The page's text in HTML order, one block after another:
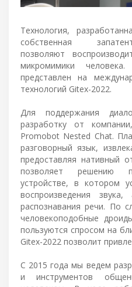
Технология,
собственная
позволяют
микромимики
представлен на
технологий Gitex-2022.
Для поддержания
разработку от
Promobot Nested Chat.
разговорный язык,
предоставляя нативный
позволяет решению
устройстве, в котором
воспроизведения
распознавания речи. По
человекоподобные
пользуются спросом на
Gitex-2022 позволит
С 2015 года мы ведем
и инструментов